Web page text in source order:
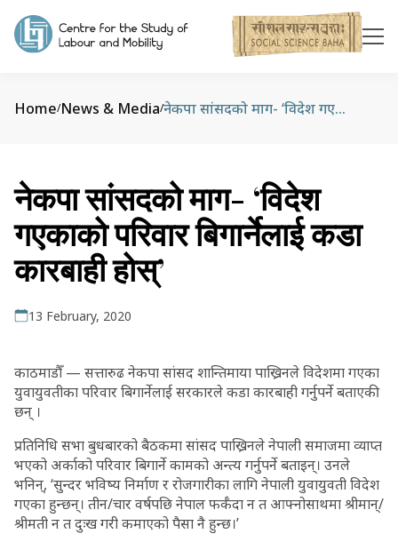
Home/News & Media/ नेकपा सांसदको माग- ‘विदेश गएकाको परिवार बिगार्नेलाई कडा कारबाही होस्’
नेकपा सांसदको माग- ‘विदेश
गएकाको परिवार बिगार्नेलाई कडा
कारबाही होस्’
13 February, 2020
काठमाडौँ — सत्तारुढ नेकपा सांसद शान्तिमाया पाख्रिनले विदेशमा गएका
युवायुवतीका परिवार बिगार्नेलाई सरकारले कडा कारबाही गर्नुपर्ने बताएकी
छन् ।
प्रतिनिधि सभा बुधबारको बैठकमा सांसद पाख्रिनले नेपाली समाजमा व्याप्त
भएको अर्काको परिवार बिगार्ने कामको अन्त्य गर्नुपर्ने बताइन्। उनले
भनिन्, ‘सुन्दर भविष्य निर्माण र रोजगारीका लागि नेपाली युवायुवती विदेश
गएका हुन्छन्। तीन/चार वर्षपछि नेपाल फर्कँदा न त आफ्‍नोसाथमा श्रीमान्/
श्रीमती न त दुःख गरी कमाएको पैसा नै हुन्छ।’